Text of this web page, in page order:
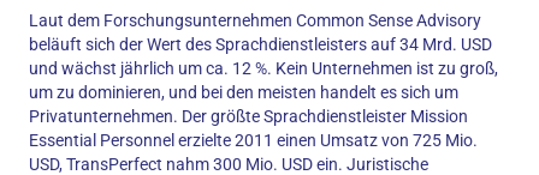
Laut dem Forschungsunternehmen Common Sense Advisory
beläuft sich der Wert des Sprachdienstleisters auf 34 Mrd. USD
und wächst jährlich um ca. 12 %. Kein Unternehmen ist zu groß,
um zu dominieren, und bei den meisten handelt es sich um
Privatunternehmen. Der größte Sprachdienstleister Mission
Essential Personnel erzielte 2011 einen Umsatz von 725 Mio.
USD, TransPerfect nahm 300 Mio. USD ein. Juristische